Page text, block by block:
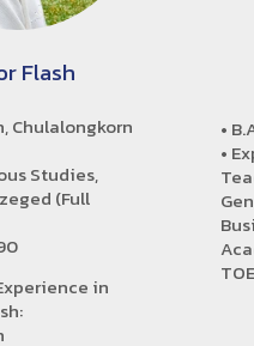
Flash
Chulalongkorn
Studies,
(Full
in
•
•